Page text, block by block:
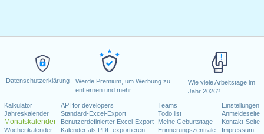
Datenschutzerklärung
Werde Premium, um Werbung zu
entfernen und mehr
Wie viele Arbeitstage im
Jahr 2026?
Kalkulator
Jahreskalender
Monatskalender
Wochenkalender
API for developers
Standard-Excel-Export
Benutzerdefinierter Excel-Export
Kalender als PDF exportieren
Teams
Todo list
Meine Geburtstage
Erinnerungszentrale
Einstellungen
Anmeldeseite
Kontakt-Seite
Impressum